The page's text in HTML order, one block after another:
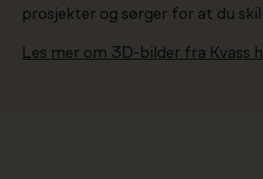
prosjekter og sørger for at du
Les mer om 3D-bilder fra Kvass